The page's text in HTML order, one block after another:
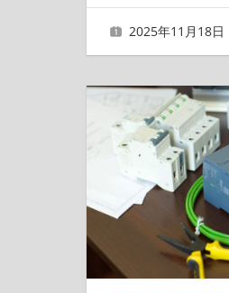
2025年11月18日